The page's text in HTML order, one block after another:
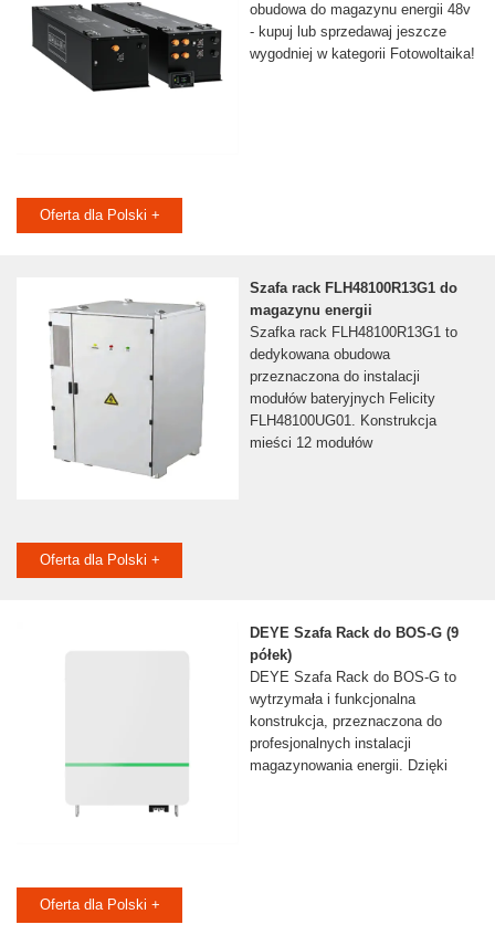
obudowa do magazynu energii 48v
- kupuj lub sprzedawaj jeszcze
wygodniej w kategorii Fotowoltaika!
Oferta dla Polski +
Szafa rack FLH48100R13G1 do
magazynu energii
Szafka rack FLH48100R13G1 to
dedykowana obudowa
przeznaczona do instalacji
modułów bateryjnych Felicity
FLH48100UG01. Konstrukcja
mieści 12 modułów
Oferta dla Polski +
DEYE Szafa Rack do BOS-G (9
półek)
DEYE Szafa Rack do BOS-G to
wytrzymała i funkcjonalna
konstrukcja, przeznaczona do
profesjonalnych instalacji
magazynowania energii. Dzięki
Oferta dla Polski +